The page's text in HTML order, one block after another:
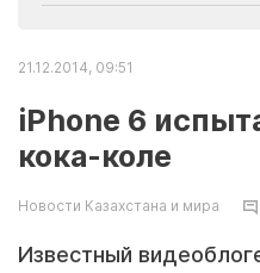
21.12.2014, 09:51
iPhone 6
кока-коле
Новости Казахстана и мира
Известный